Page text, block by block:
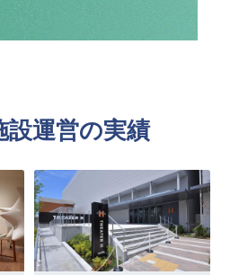
設運営の実績